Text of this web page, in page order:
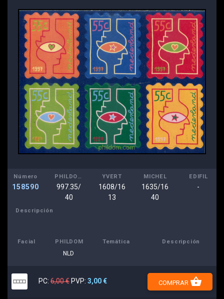
Número
158590
PHILDOM
997.35/
40
YVERT
1608/16
13
MICHEL
1635/16
40
EDIFIL
-
Descripción
Facial PHILDOM Temática Descripción
NLD
PC: 6,00 € PVP: 3,00 € COMPRAR shopping_basket